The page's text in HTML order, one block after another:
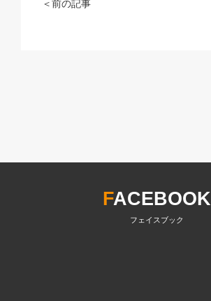
＜前の記事
FACEBOOK